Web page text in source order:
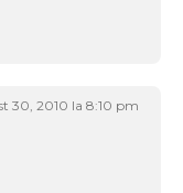
30, 2010 la 8:10 pm